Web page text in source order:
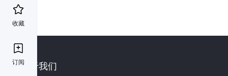
收藏
订阅关于我们